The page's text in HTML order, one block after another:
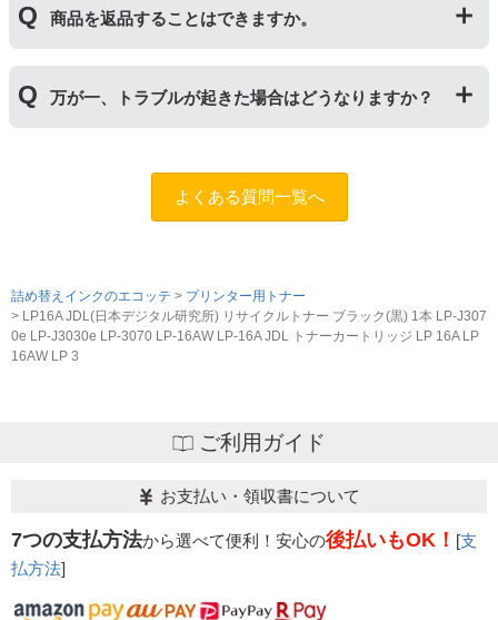
しいものに交換してください。
サイクルトナー/ドラムに限り、レビューをご投稿いただ
くことで保証期間が2年に延長されます。
保証期間の2年以内に使い切るようお願いいたします。
商品を返品することはできますか。
用未開封の場合であっても対応することができません。
ご購入前に商品の型番などをよくご確認ください。な
ますので、お手数ですが当店までお問い合わせくださ
万が一、トラブルが起きた場合はどうなりますか？
問合フォーム
ふたつの保証」を設けておりますので、ご購入
よくある質問一覧へ
詰め替えインクのエコッテ
プリンター用トナー
LP16A JDL(日本デジタル研究所) リサイクルトナー ブラック(黒) 1本 LP-J307
0e LP-J3030e LP-3070 LP-16AW LP-16A JDL トナーカートリッジ LP 16A LP
16AW LP 3
ご利用ガイド
お支払い・領収書について
7つの支払方法から選べて便利！安心の後払いもOK！ [支
払方法]